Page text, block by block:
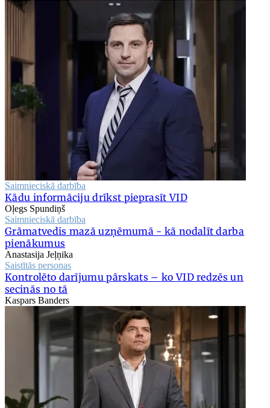
Saimnieciskā darbība
Kādu informāciju drīkst pieprasīt VID
Oļegs Spundiņš
Saimnieciskā darbība
Grāmatvedis mazā uzņēmumā - kā nodalīt darba
pienākumus
Anastasija Jeļņika
Saistītās personas
Kontrolēto darījumu pārskats – ko VID redzēs un
secinās no tā
Kaspars Banders